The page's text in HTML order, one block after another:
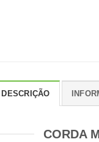
DESCRIÇÃO
CORDA